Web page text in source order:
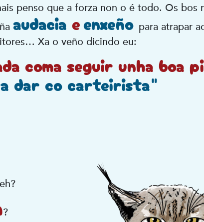
penso que a forza non o é todo. Os bos
audaciaeenxeño para atrapar
Xa o veño dicindo eu:
coma seguir unha boa
dar co carteirista"
?